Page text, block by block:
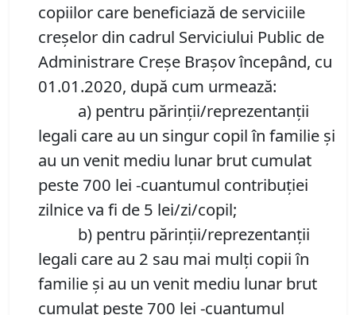
copiilor care beneficiază de serviciile
creșelor din cadrul Serviciului Public de
Administrare Creșe Brașov începând, cu
01.01.2020, după cum urmează:
a) pentru părinții/reprezentanții
legali care au un singur copil în familie și
au un venit mediu lunar brut cumulat
peste 700 lei -cuantumul contribuției
zilnice va fi de 5 lei/zi/copil;
b) pentru părinții/reprezentanții
legali care au 2 sau mai mulți copii în
familie și au un venit mediu lunar brut
cumulat peste 700 lei -cuantumul